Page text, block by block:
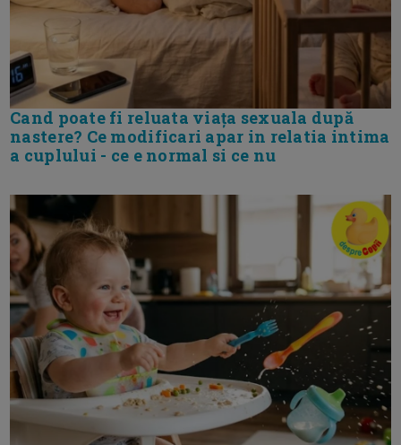
Cand poate fi reluata viața sexuala după
nastere? Ce modificari apar in relatia intima
a cuplului - ce e normal si ce nu